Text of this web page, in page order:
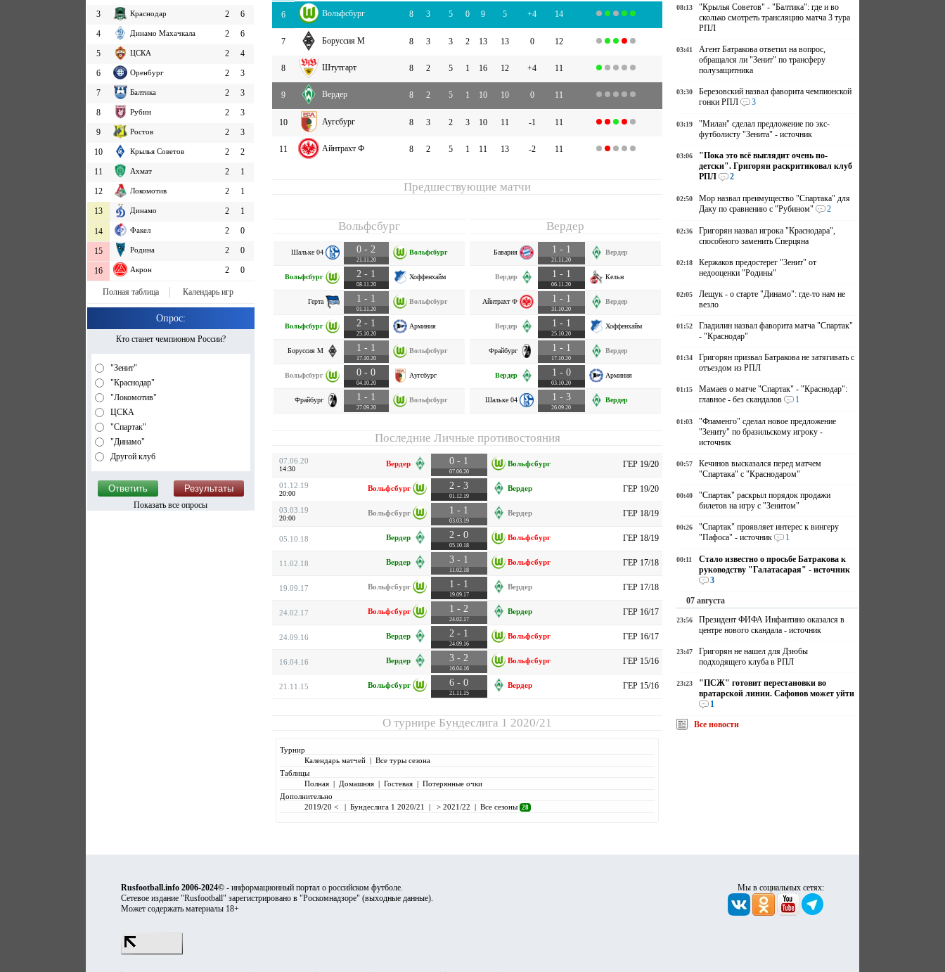
3
Краснодар 2
6
4
Динамо Махачкала 2
6
5
ЦСКА 2
4
6
Оренбург 2
3
7
Балтика 2
3
8
Рубин 2
3
9
Ростов 2
3
10
Крылья Советов 2
2
11
Ахмат 2
1
12
Локомотив 2
1
13
Динамо 2 1
14 Факел 2 0
15 Родина 2 0
16 Акрон 2 0
Полная таблица Календарь игр
Опрос:
Кто станет чемпионом России?
"Зенит"
"Краснодар"
"Локомотив"
ЦСКА
"Спартак"
"Динамо"
Другой клуб
Показать все опросы
6 Вольфсбург 8 3 5 0 9 5 +4 14
7 Боруссия М 8 3 3 2 13 13 0 12
8 Штутгарт 8 2 5 1 16 12 +4 11
9 Вердер 8 2 5 1 10 10 0 11
10 Аугсбург 8 3 2 3 10 11 -1 11
11 Айнтрахт Ф 8 2 5 1 11 13 -2 11
Предшествующие матчи
Вольфсбург
Шальке 04 0 - 2
21.11.20
Вольфсбург
Вольфсбург 2 - 1
08.11.20
Хоффенхайм
Герта 1 - 1
01.11.20
Вольфсбург
Вольфсбург 2 - 1
25.10.20
Арминия
Боруссия М 1 - 1
17.10.20
Вольфсбург
Вольфсбург 0 - 0
04.10.20
Аугсбург
Фрайбург 1 - 1
27.09.20
Вольфсбург
Вердер
Бавария 1 - 1
21.11.20
Вердер
Вердер 1 - 1
06.11.20
Кельн
Айнтрахт Ф 1 - 1
31.10.20
Вердер
Вердер 1 - 1
25.10.20
Хоффенхайм
Фрайбург 1 - 1
17.10.20
Вердер
Вердер 1 - 0
03.10.20
Арминия
Шальке 04 1 - 3
26.09.20
Вердер
Последние Личные противостояния
07.06.20
14:30
Вердер 0 - 1
07.06.20
Вольфсбург ГЕР 19/20
01.12.19
20:00
Вольфсбург 2 - 3
01.12.19
Вердер ГЕР 19/20
03.03.19
20:00
Вольфсбург 1 - 1
03.03.19
Вердер ГЕР 18/19
05.10.18 Вердер 2 - 0
05.10.18
Вольфсбург ГЕР 18/19
11.02.18 Вердер 3 - 1
11.02.18
Вольфсбург ГЕР 17/18
19.09.17 Вольфсбург 1 - 1
19.09.17
Вердер ГЕР 17/18
24.02.17 Вольфсбург 1 - 2
24.02.17
Вердер ГЕР 16/17
24.09.16 Вердер 2 - 1
24.09.16
Вольфсбург ГЕР 16/17
16.04.16 Вердер 3 - 2
16.04.16
Вольфсбург ГЕР 15/16
21.11.15 Вольфсбург 6 - 0
21.11.15
Вердер ГЕР 15/16
О турнире Бундеслига 1 2020/21
Турнир
Календарь матчей| Все туры сезона
Таблицы
Полная| Домашняя| Гостевая| Потерянные очки
Дополнительно
2019/20 <
| Бундеслига 1 2020/21 | > 2021/22 | Все сезоны 28
08:13
"Крылья Советов" - "Балтика": где и во
сколько смотреть трансляцию матча 3 тура
РПЛ
03:41
Агент Батракова ответил на вопрос,
обращался ли "Зенит" по трансферу
полузащитника
03:30
Березовский назвал фаворита чемпионской
гонки РПЛ
3
03:19
"Милан" сделал предложение по экс-
футболисту "Зенита" - источник
03:06
"Пока это всё выглядит очень по-
детски". Григорян раскритиковал клуб
РПЛ
2
02:50
Мор назвал преимущество "Спартака" для
Даку по сравнению с "Рубином"
2
02:36
Григорян назвал игрока "Краснодара",
способного заменить Сперцяна
02:18
Кержаков предостерег "Зенит" от
недооценки "Родины"
02:05
Лещук - о старте "Динамо": где-то нам не
везло
01:52
Гладилин назвал фаворита матча "Спартак"
- "Краснодар"
01:34
Григорян призвал Батракова не затягивать с
отъездом из РПЛ
01:15
Мамаев о матче "Спартак" - "Краснодар":
главное - без скандалов
1
01:03
"Фламенго" сделал новое предложение
"Зениту" по бразильскому игроку -
источник
00:57
Кечинов высказался перед матчем
"Спартака" с "Краснодаром"
00:40
"Спартак" раскрыл порядок продажи
билетов на игру с "Зенитом"
00:26
"Спартак" проявляет интерес к вингеру
"Пафоса" - источник
1
00:11
Стало известно о просьбе Батракова к
руководству "Галатасарая" - источник
3
07 августа
23:56
Президент ФИФА Инфантино оказался в
центре нового скандала - источник
23:47
Григорян не нашел для Дзюбы
подходящего клуба в РПЛ
23:23
"ПСЖ" готовит перестановки во
вратарской линии. Сафонов может уйти
1
Все новости
Rusfootball.info 2006-2024© - информационный портал о российском футболе.
Сетевое издание "Rusfootball" зарегистрировано в "Роскомнадзоре" (выходные данные).
Может содержать материалы 18+
Мы в социальных сетях: